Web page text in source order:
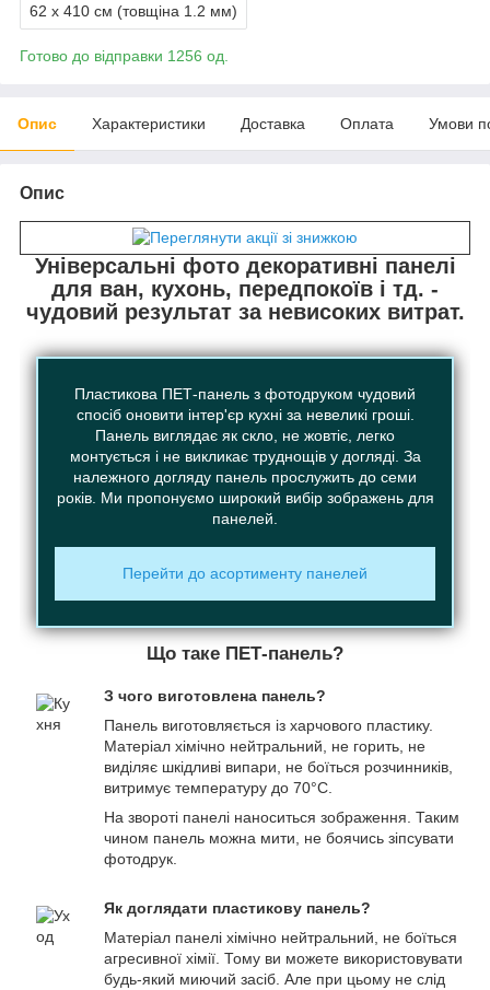
62 х 410 см (товщіна 1.2 мм)
Готово до відправки 1256 од.
Опис Характеристики Доставка Оплата Умови
Опис
Універсальні фото декоративні панелі
для ван, кухонь, передпокоїв і тд. -
чудовий результат за невисоких витрат.
Пластикова ПЕТ-панель з фотодруком чудовий
спосіб оновити інтер'єр кухні за невеликі гроші.
Панель виглядає як скло, не жовтіє, легко
монтується і не викликає труднощів у догляді. За
належного догляду панель прослужить до семи
років. Ми пропонуємо широкий вибір зображень для
панелей.
Перейти до асортименту панелей
Що таке ПЕТ-панель?
З чого виготовлена панель?
Панель виготовляється із харчового пластику.
Матеріал хімічно нейтральний, не горить, не
виділяє шкідливі випари, не боїться розчинників,
витримує температуру до 70°С.
На звороті панелі наноситься зображення. Таким
чином панель можна мити, не боячись зіпсувати
фотодрук.
Як доглядати пластикову панель?
Матеріал панелі хімічно нейтральний, не боїться
агресивної хімії. Тому ви можете використовувати
будь-який миючий засіб. Але при цьому не слід